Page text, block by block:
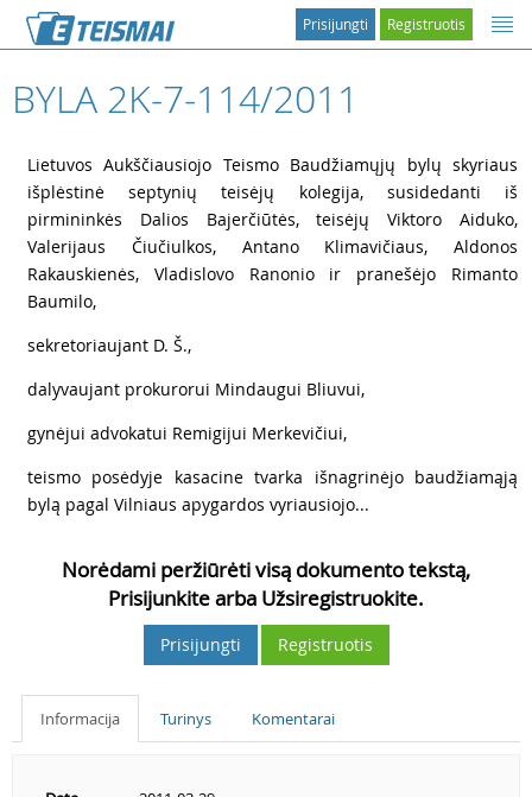
Registruotis
Prisijungti
BYLA 2K-7-114/2011
Lietuvos Aukščiausiojo Teismo Baudžiamųjų bylų skyriaus
išplėstinė septynių teisėjų kolegija, susidedanti iš
pirmininkės Dalios Bajerčiūtės, teisėjų Viktoro Aiduko,
Valerijaus Čiučiulkos, Antano Klimavičiaus, Aldonos
Rakauskienės, Vladislovo Ranonio ir pranešėjo Rimanto
Baumilo,
sekretoriaujant D. Š.,
dalyvaujant prokurorui Mindaugui Bliuvui,
gynėjui advokatui Remigijui Merkevičiui,
teismo posėdyje kasacine tvarka išnagrinėjo baudžiamąją
bylą pagal Vilniaus apygardos vyriausiojo...
Norėdami peržiūrėti visą dokumento tekstą,
Prisijunkite arba Užsiregistruokite.
Prisijungti Registruotis
Informacija Turinys Komentarai